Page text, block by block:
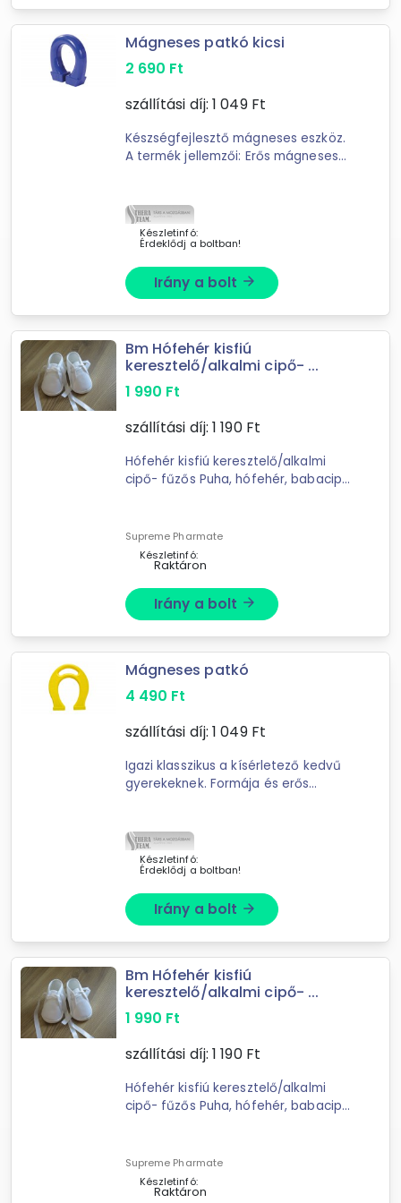
Mágneses patkó kicsi
2 690 Ft
szállítási díj: 1 049Ft
Készségfejlesztő mágneses eszköz.
A termék jellemzői: Erős mágneses
Méret: ...
Készletinfó:
Érdeklődj a boltban!
Irány a bolt arrow_forward
Bm Hófehér kisfiú
keresztelő/alkalmi cipő- ...
1 990 Ft
szállítási díj: 1 190Ft
Hófehér kisfiú keresztelő/alkalmi
cipő- fűzős Puha, hófehér, babacipő
esküvőre, bármilyen ünnepi ...
Supreme Pharmate
Készletinfó:
Raktáron
Irány a bolt arrow_forward
Mágneses patkó
4 490 Ft
szállítási díj: 1 049Ft
Igazi klasszikus a kísérletező kedvű
gyerekeknek. Formája és erős
magához vonz. A gyerekek játékos
módon ...
Készletinfó:
Érdeklődj a boltban!
Irány a bolt arrow_forward
Bm Hófehér kisfiú
keresztelő/alkalmi cipő- ...
1 990 Ft
szállítási díj: 1 190Ft
Hófehér kisfiú keresztelő/alkalmi
cipő- fűzős Puha, hófehér, babacipő
esküvőre, bármilyen ünnepi ...
Supreme Pharmate
Készletinfó:
Raktáron